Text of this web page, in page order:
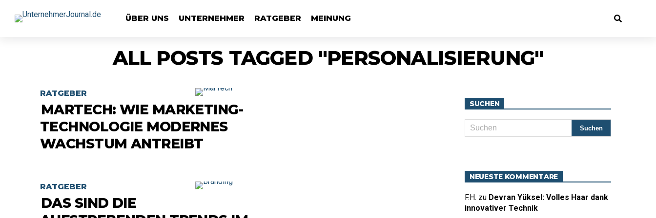
ÜBER UNS UNTERNEHMER RATGEBER MEINUNG
ALL POSTS TAGGED "PERSONALISIERUNG"
RATGEBER
MARTECH: WIE MARKETING-
TECHNOLOGIE MODERNES
WACHSTUM ANTREIBT
RATGEBER
DAS SIND DIE
SUCHEN
NEUESTE KOMMENTARE
F.H. zu Devran Yüksel: Volles Haar dank
innovativer Technik